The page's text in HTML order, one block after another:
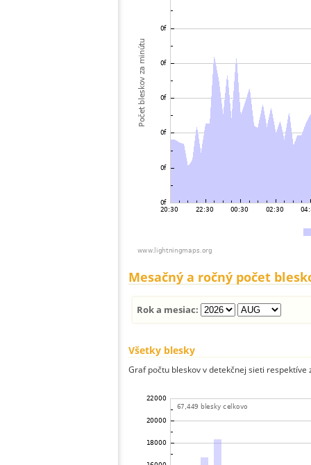
Mesačný a ročný počet
Rok a mesiac:
Všetky blesky
Graf počtu bleskov v detekčnej sieti respektíve